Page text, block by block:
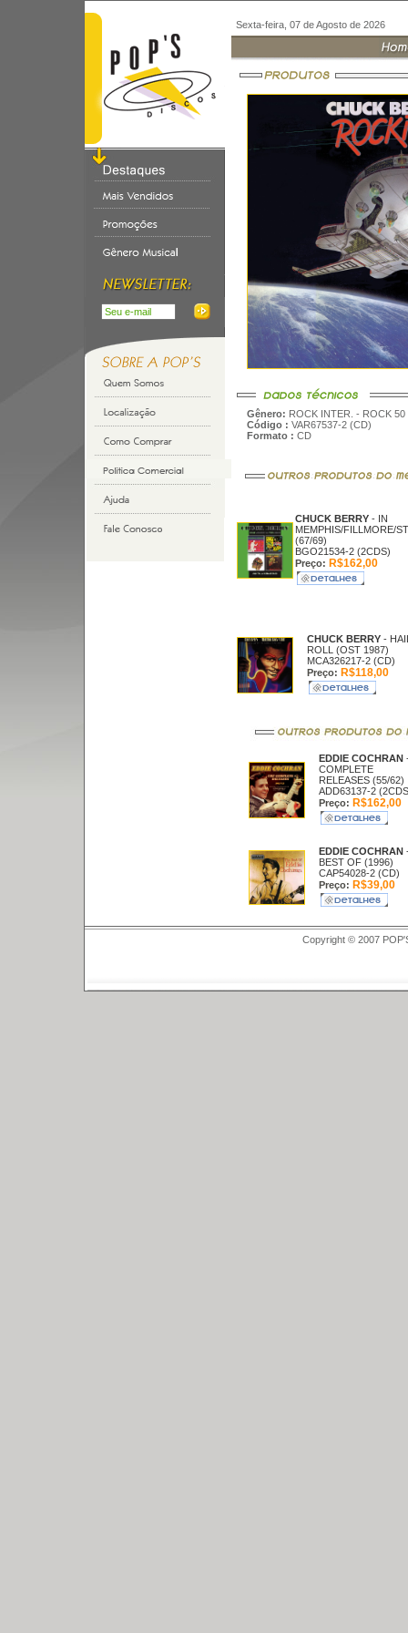
Sexta-feira, 07 de Agosto de 2026
Gênero: ROCK INTER. - ROCK 50
Código : VAR67537-2 (CD)
Formato : CD
CHUCK BERRY - IN
MEMPHIS/FILLMORE/
(67/69)
BGO21534-2 (2CDS)
Preço: R$162,00
CHUCK BERRY -
ROLL (OST 1987)
MCA326217-2 (CD)
Preço: R$118,00
EDDIE COCHRAN
COMPLETE
RELEASES (55/62)
ADD63137-2
Preço: R$162,00
EDDIE COCHRAN
BEST OF (1996)
CAP54028-2 (CD)
Preço: R$39,00
Copyright © 2007